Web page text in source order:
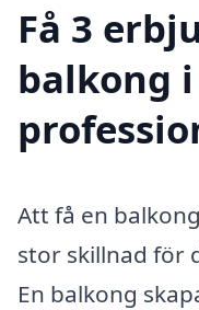
Få 3
balkong
Att få en
stor skillnad för
En balkong